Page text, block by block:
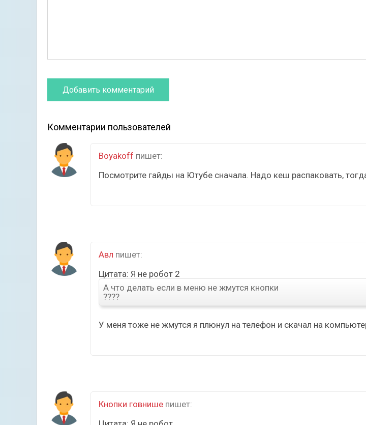
Комментарии пользователей
Boyakoff пишет:
Посмотрите гайды на Ютубе сначала. Надо кеш распаковать,
Авл пишет:
Цитата: Я не робот 2
А что делать если в меню не жмутся кнопки
????
У меня тоже не жмутся я плюнул на телефон и скачал на
Кнопки говнише пишет: